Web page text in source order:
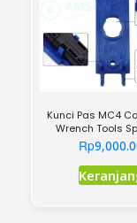
Kunci Pas MC4
Wrench Tools
Rp